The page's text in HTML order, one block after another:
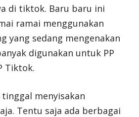
di tiktok. Baru baru ini
ramai menggunakan
yang sedang mengenakan
digunakan untuk PP
Tiktok.
tinggal menyisakan
Tentu saja ada berbagai